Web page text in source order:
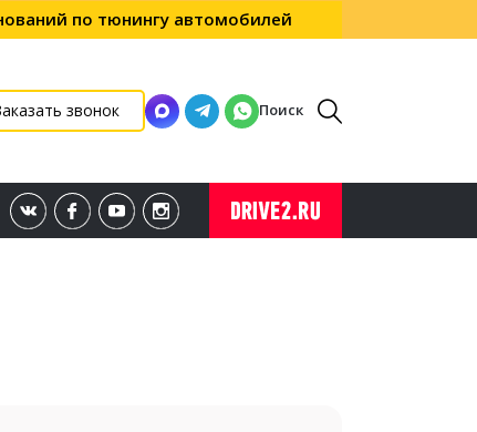
по тюнингу автомобилей
звонок Поиск